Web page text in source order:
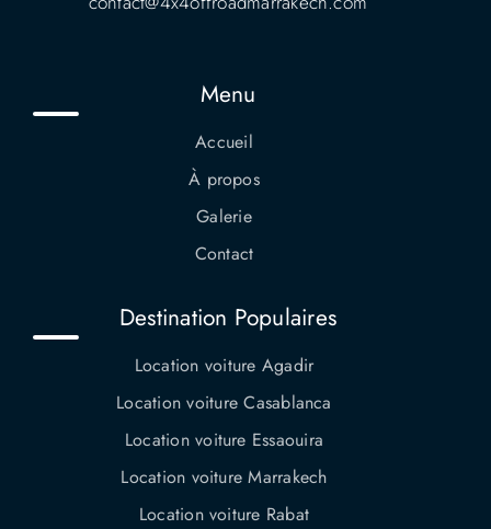
Menu
Accueil
À propos
Galerie
Contact
Destination Populaires
Location voiture Agadir
Location voiture Casablanca
Location voiture Essaouira
Location voiture Marrakech
Location voiture Rabat